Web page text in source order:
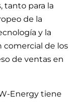
tanto para la
de la
y la
comercial de los
de ventas en
Energy tiene